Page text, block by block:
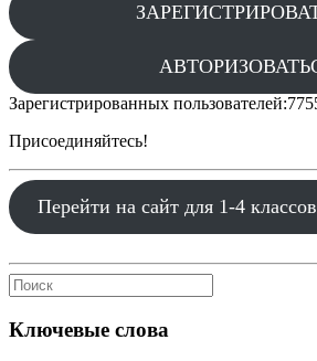
Зарегистрированных пользователей:
Присоединяйтесь!
Перейти на сайт для 1-4 классов
Ключевые слова